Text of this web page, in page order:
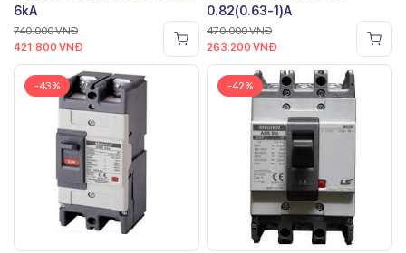
6kA
740.000VNĐ
421.800 VNĐ
0.82(0.63-1)A
470.000VNĐ
263.200 VNĐ
-43% -42%